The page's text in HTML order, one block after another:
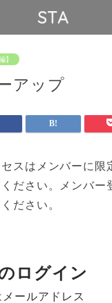
STA
】
アップ
スはメンバーに限
ださい。メンバー
ださい。
ログイン
ールアドレス